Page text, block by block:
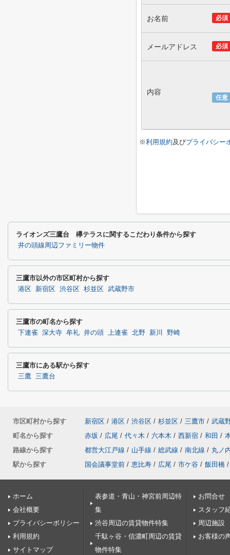
必須
お名前
必須
メールアドレス
任意
内容
※利用規約及びプライバシー
ライオンズ三鷹台 欅テラスに関するこだわり条件から探す
井の頭線周辺ファミリー物件
三鷹市以外の市区町村から探す
港区 新宿区 渋谷区 杉並区 武蔵野市
三鷹市の町名から探す
下連雀 深大寺 牟礼 井の頭 上連雀 北野 新川 野崎
三鷹市にある駅から探す
三鷹 三鷹台
市区町村から探す 新宿区 / 港区 / 渋谷区 / 杉並区 / 三鷹市 / 武蔵
町名から探す
赤坂 / 広尾 / 代々木 / 六本木 / 西新宿 / 和田 /
路線から探す
都営大江戸線 / 山手線 / 総武線 / 南北線 / 丸ノ
駅から探す
国会議事堂前 / 恵比寿 / 広尾 / 市ケ谷 / 飯田橋 /
ホーム
会社概要
プライバシーポリシー
利用規約
サイトマップ
表参道・青山・神宮前周辺特
集
渋谷周辺の賃貸物件特集
千駄ヶ谷・信濃町周辺の賃貸
物件特集
お問合せ
スタッフ
周辺施設
お客様の